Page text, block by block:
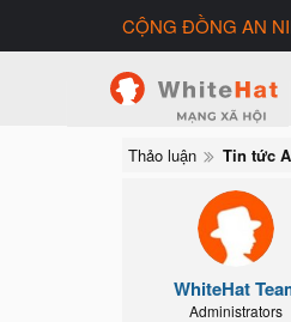
CỘNG ĐỒNG AN
Thảo luận Tin tức
WhiteHat
Administrators